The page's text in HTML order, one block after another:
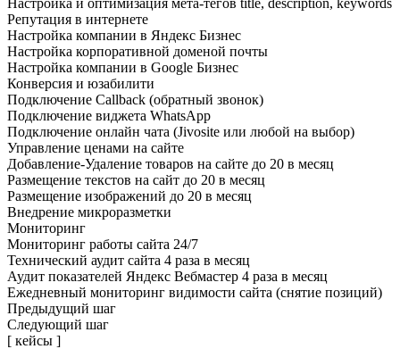
Репутация в интернете
Настройка компании в Яндекс Бизнес
Настройка корпоративной доменой почты
Настройка компании в Google Бизнес
Конверсия и юзабилити
Подключение Callback (обратный звонок)
Подключение виджета WhatsApp
Подключение онлайн чата (Jivosite или любой на выбор)
Управление ценами на сайте
Добавление-Удаление товаров на сайте до 20 в месяц
Размещение текстов на сайт до 20 в месяц
Размещение изображений до 20 в месяц
Внедрение микроразметки
Мониторинг
Мониторинг работы сайта 24/7
Технический аудит сайта 4 раза в месяц
Аудит показателей Яндекс Вебмастер 4 раза в месяц
Ежедневный мониторинг видимости сайта (снятие позиций)
Предыдущий шаг
Следующий шаг
[ кейсы ]